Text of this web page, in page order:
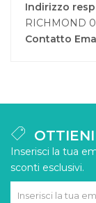
Indirizzo
RICHMOND 0
Contatto
Inserisci la tua
sconti esclusivi.